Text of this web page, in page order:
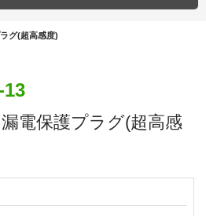
グ(超高感度)
13
電保護プラグ(超高感